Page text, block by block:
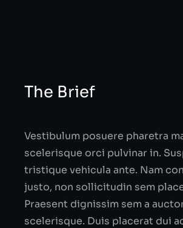
The Brief
Vestibulum posuere pharetra
scelerisque orci pulvinar in.
tristique vehicula ante. Nam
justo, non sollicitudin sem
Praesent dignissim sem a
scelerisque. Duis placerat dui